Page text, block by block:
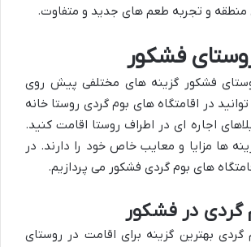
منطقه و تجربه طعم های جدید و متفاوت.
فشکور
فشکور گزینه های مختلفی پیش روی
در اقامتگاه های بوم گردی روستا خانه
اجاره ای در اطراف روستا اقامت کنید.
ها مزایا و معایب خاص خود را دارند. در
های بوم گردی فشکور می پردازیم.
گردی در فشکور
گردی بهترین گزینه برای اقامت در روستای